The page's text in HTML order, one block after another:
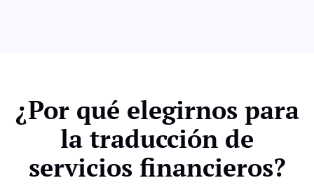
¿Por qué elegirnos para
la traducción de
servicios financieros?